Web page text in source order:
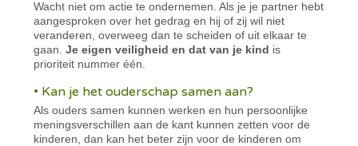
Wacht niet om actie te ondernemen. Als je je partner hebt
aangesproken over het gedrag en hij of zij wil niet
veranderen, overweeg dan te scheiden of uit elkaar te
gaan.Je eigen veiligheid en dat van je kind is
prioriteit nummer één.
• Kan je het ouderschap samen aan?
Als ouders samen kunnen werken en hun persoonlijke
meningsverschillen aan de kant kunnen zetten voor de
kinderen, dan kan het beter zijn voor de kinderen om